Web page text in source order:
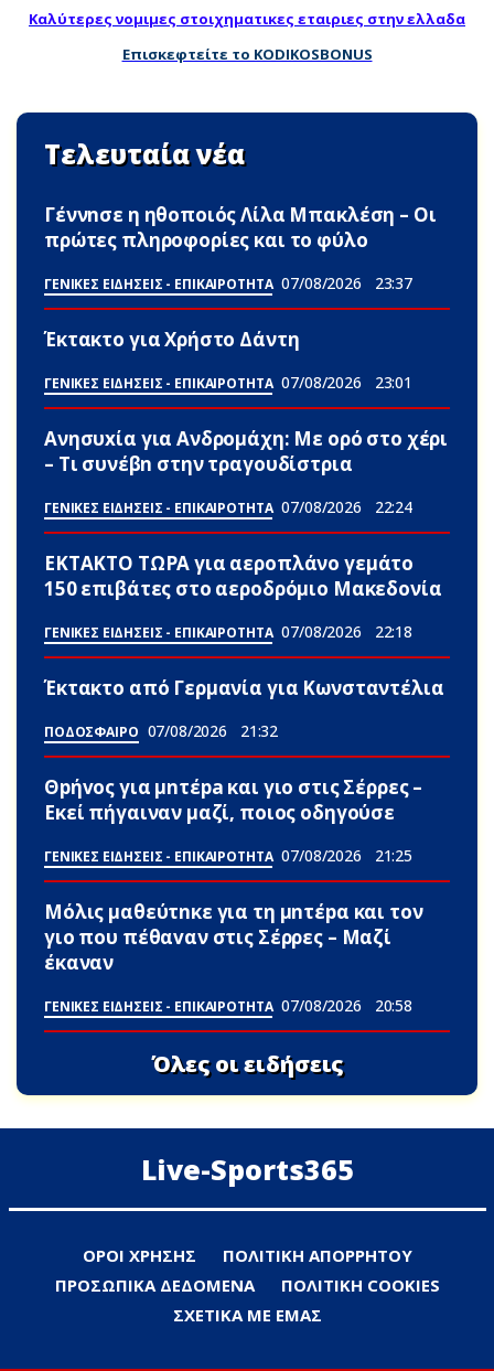
Καλύτερες νομιμες στοιχηματικες εταιριες στην ελλαδα
Επισκεφτείτε το KODIKOSBONUS
Τελευταία νέα
Γέννnσε η ηθοποιός Λίλα Μπακλέση – Οι
πρώτες πληροφορίες και το φύλο
ΓΕΝΙΚΕΣ ΕΙΔΗΣΕΙΣ - ΕΠΙΚΑΙΡΟΤΗΤΑ 07/08/2026 23:37
Έκτακτο για Χρήστο Δάντη
ΓΕΝΙΚΕΣ ΕΙΔΗΣΕΙΣ - ΕΠΙΚΑΙΡΟΤΗΤΑ 07/08/2026 23:01
Ανησυxία για Ανδρομάχη: Με ορό στο χέρι
– Τι συνέβn στην τραγουδίστρια
ΓΕΝΙΚΕΣ ΕΙΔΗΣΕΙΣ - ΕΠΙΚΑΙΡΟΤΗΤΑ 07/08/2026 22:24
ΕΚΤΑΚΤΟ ΤΩΡΑ για αεροπλάνο γεμάτο
150 επιβάτες στο αεροδρόμιο Μακεδονία
ΓΕΝΙΚΕΣ ΕΙΔΗΣΕΙΣ - ΕΠΙΚΑΙΡΟΤΗΤΑ 07/08/2026 22:18
Έκτακτο από Γερμανία για Κωνσταντέλια
ΠΟΔΟΣΦΑΙΡΟ 07/08/2026 21:32
Θpήvος για μnτέpa και γιο στις Σέρρες –
Εκεί πήγαιναν μαζί, ποιος οδηγούσε
ΓΕΝΙΚΕΣ ΕΙΔΗΣΕΙΣ - ΕΠΙΚΑΙΡΟΤΗΤΑ 07/08/2026 21:25
Μόλις μαθεύτnκε για τη μnτέpα και τον
γιo που πέθαvαν στις Σέρρες – Μαζί
έκαναν
ΓΕΝΙΚΕΣ ΕΙΔΗΣΕΙΣ - ΕΠΙΚΑΙΡΟΤΗΤΑ 07/08/2026 20:58
Όλες οι ειδήσεις
Live-Sports365
ΟΡΟΙ ΧΡΗΣΗΣ
ΠΟΛΙΤΙΚΗ ΑΠΟΡΡΗΤΟΥ
ΠΡΟΣΩΠΙΚΑ ΔΕΔΟΜΕΝΑ
ΠΟΛΙΤΙΚΗ COOKIES
ΣΧΕΤΙΚΑ ΜΕ ΕΜΑΣ